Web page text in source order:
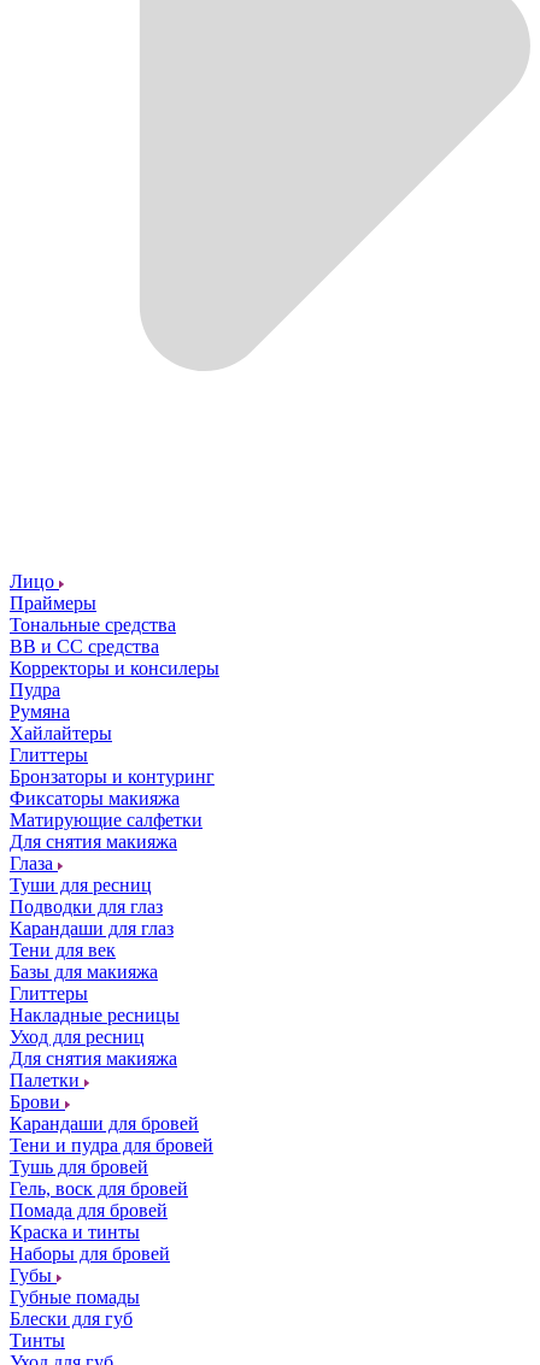
Лицо
Праймеры
Тональные средства
ВВ и СС средства
Корректоры и консилеры
Пудра
Румяна
Хайлайтеры
Глиттеры
Бронзаторы и контуринг
Фиксаторы макияжа
Матирующие салфетки
Для снятия макияжа
Глаза
Туши для ресниц
Подводки для глаз
Карандаши для глаз
Тени для век
Базы для макияжа
Глиттеры
Накладные ресницы
Уход для ресниц
Для снятия макияжа
Палетки
Брови
Карандаши для бровей
Тени и пудра для бровей
Тушь для бровей
Гель, воск для бровей
Помада для бровей
Краска и тинты
Наборы для бровей
Губы
Губные помады
Блески для губ
Тинты